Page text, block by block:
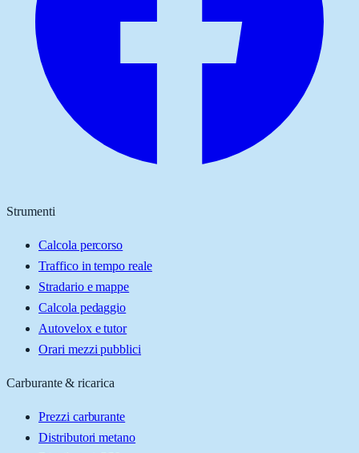
Strumenti
Calcola percorso
Traffico in tempo reale
Stradario e mappe
Calcola pedaggio
Autovelox e tutor
Orari mezzi pubblici
Carburante & ricarica
Prezzi carburante
Distributori metano